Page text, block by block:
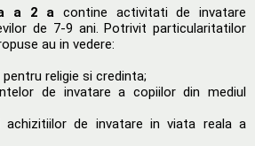
a 2 a contine activitati de invatare
de 7-9 ani. Potrivit particularitatilor
au in vedere:
religie si credinta;
de invatare a copiilor din mediul
achizitiilor de invatare in viata reala a